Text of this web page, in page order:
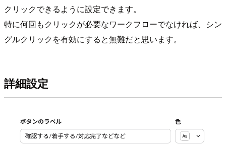
クリックできるように設定できます。
特に何回もクリックが必要なワークフローでなければ、シン
グルクリックを有効にすると無難だと思います。
詳細設定